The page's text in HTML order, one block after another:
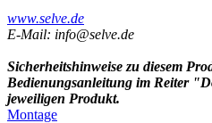
www.selve.de
E-Mail: info@selve.de
Sicherheitshinweise zu diesem
Bedienungsanleitung im Reiter
jeweiligen Produkt.
Montage